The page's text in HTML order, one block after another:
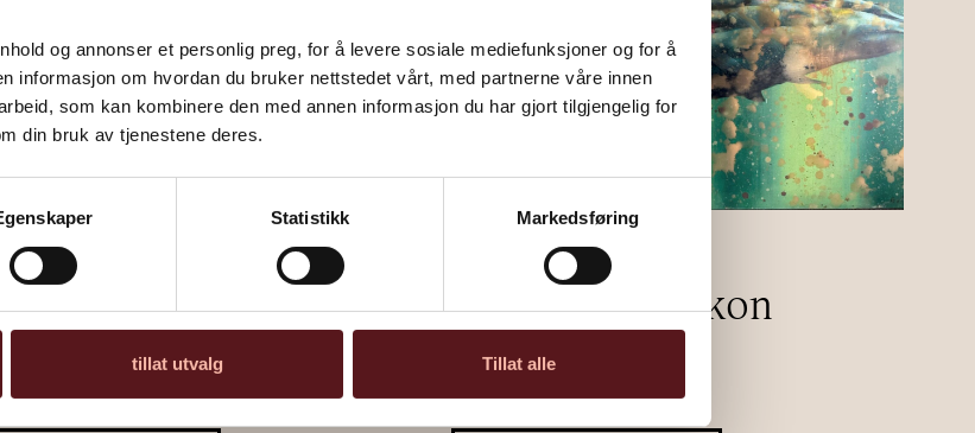
og annonser et personlig preg, for å levere sosiale mediefunksjoner og for å
informasjon om hvordan du bruker nettstedet vårt, med partnerne våre innen
som kan kombinere den med annen informasjon du har gjort tilgjengelig for
din bruk av tjenestene deres.
Statistikk Markedsføring
tillat utvalg Tillat alle
Treet” av Håkon
“Urfisk” av Håkon
Gullvåg